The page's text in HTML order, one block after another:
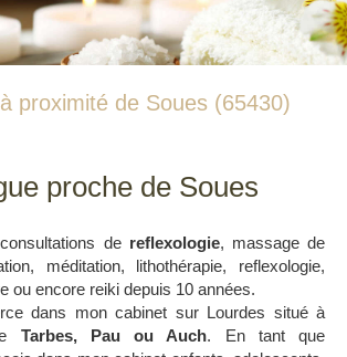
proximité de Soues (65430)
proche de Soues
de reflexologie, massage de
méditation, lithothérapie, reflexologie,
ou encore reiki depuis 10 années.
dans mon cabinet sur Lourdes situé à
Tarbes, Pau ou Auch. En tant que